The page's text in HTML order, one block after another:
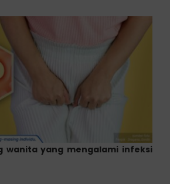
wanita yang mengalami infeksi